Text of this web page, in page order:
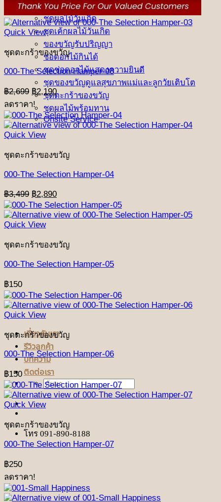
ชุดผลไม้เกษียณอายุ
ชุดผลไม้วันเกิด
ชุดเค้กผลไม้วันเกิด
ของขวัญรับปริญญา
ช่อดอกไม้กินได้
ชุดช่อดอกไม้แสดงความยินดี
ชุดของขวัญดูแลสุขภาพแม่และลูกวัยเติบโต
ชุดตะกร้าของขวัญ
ชุดผลไม้พร้อมทาน
Onsite Service
เกี่ยวกับเรา
รีวิวลูกค้า
บทความ
ติดต่อเรา
ค้นหา:
โทร 091-890-8188
Quick View
ชุดตะกร้าของขวัญ
000-The Selection Hamper-03
฿2,699 Original
price
was:
฿2,699.
฿2,190Current
price
is:
฿2,190.
ลดราคา!
Quick View
ชุดตะกร้าของขวัญ
000-The Selection Hamper-04
฿3,499 Original
price
was:
฿3,499.
฿2,890Current
price
is:
Quick View
ชุดตะกร้าของขวัญ
000-The Selection Hamper-05
฿150
Quick View
ชุดตะกร้าของขวัญ
000-The Selection Hamper-06
฿150
Quick View
ชุดตะกร้าของขวัญ
000-The Selection Hamper-07
฿250
ลดราคา!